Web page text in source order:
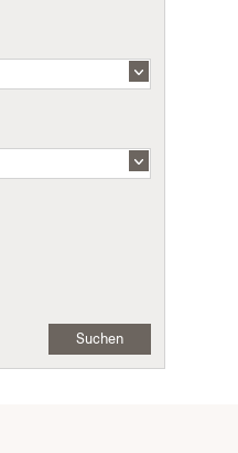
Suchen